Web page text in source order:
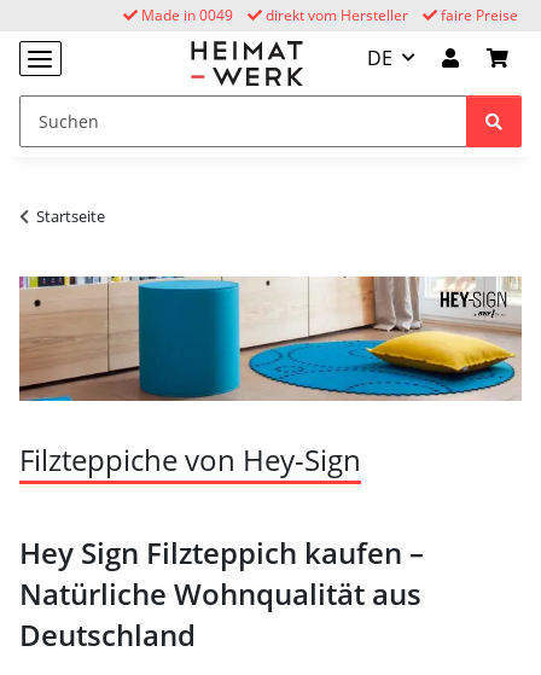
faire Preise
direkt vom Hersteller
Made in 0049
DE
Startseite
Filzteppiche von Hey-Sign
Hey Sign Filzteppich kaufen –
Natürliche Wohnqualität aus
Deutschland